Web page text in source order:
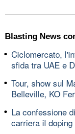
Blasting News
Ciclomercato,
sfida tra UAE e
Tour, show sul
Belleville, KO
La confessione
carriera il